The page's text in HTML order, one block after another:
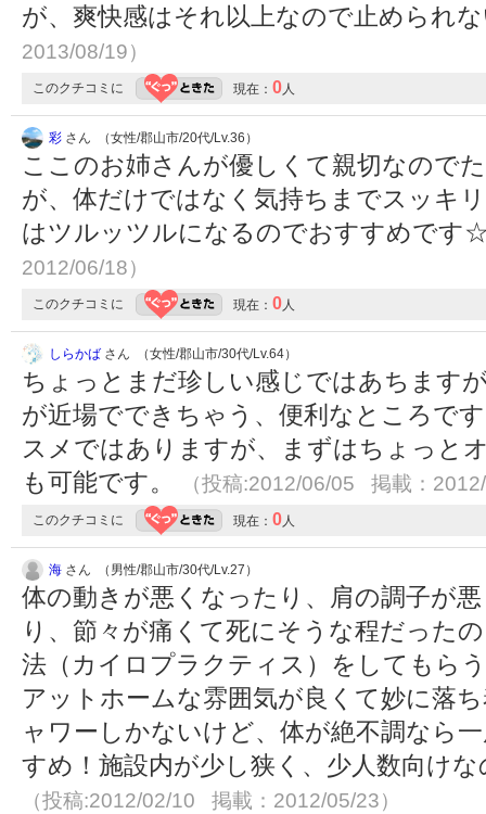
が、爽快感はそれ以上なので止められ
2013/08/19）
このクチコミに 現在： 0 人
彩 さん （女性/郡山市/20代/Lv.36）
ここのお姉さんが優しくて親切なので
が、体だけではなく気持ちまでスッキ
はツルッツルになるのでおすすめです
2012/06/18）
このクチコミに 現在： 0 人
しらかば さん （女性/郡山市/30代/Lv.64）
ちょっとまだ珍しい感じではあちます
が近場でできちゃう、便利なところで
スメではありますが、まずはちょっと
も可能です。
（投稿:2012/06/05 掲載：
このクチコミに 現在： 0 人
海 さん （男性/郡山市/30代/Lv.27）
体の動きが悪くなったり、肩の調子が
り、節々が痛くて死にそうな程だった
法（カイロプラクティス）をしてもら
アットホームな雰囲気が良くて妙に落
ャワーしかないけど、体が絶不調なら
すめ！施設内が少し狭く、少人数向け
（投稿:2012/02/10 掲載：2012/05/23）